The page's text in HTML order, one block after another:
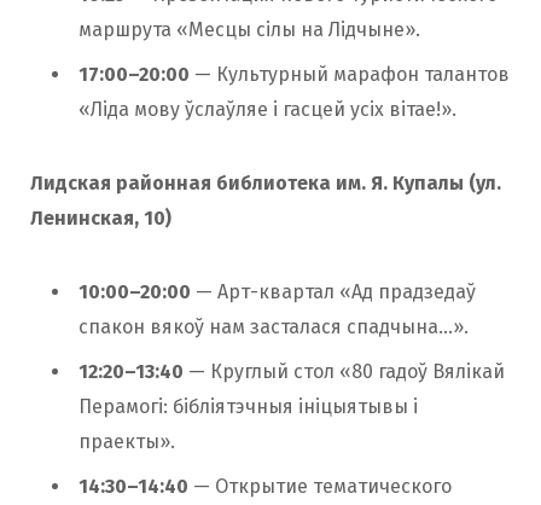
маршрута «Месцы сілы на Лідчыне».
17:00–20:00 — Культурный марафон талантов
«Ліда мову ўслаўляе і гасцей усіх вітае!».
Лидская районная библиотека им. Я. Купалы (ул.
Ленинская, 10)
10:00–20:00 — Арт-квартал «Ад прадзедаў
спакон вякоў нам засталася спадчына…».
12:20–13:40 — Круглый стол «80 гадоў Вялікай
Перамогі: бібліятэчныя ініцыятывы і
праекты».
14:30–14:40 — Открытие тематического